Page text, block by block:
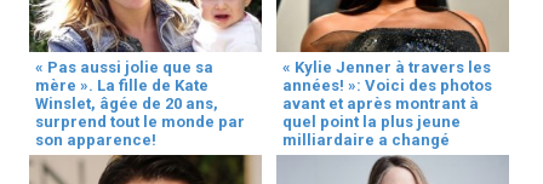
« Pas aussi jolie que sa
mère ». La fille de Kate
Winslet, âgée de 20 ans,
surprend tout le monde par
son apparence!
« Kylie Jenner à travers les
années! »: Voici des photos
avant et après montrant à
quel point la plus jeune
milliardaire a changé